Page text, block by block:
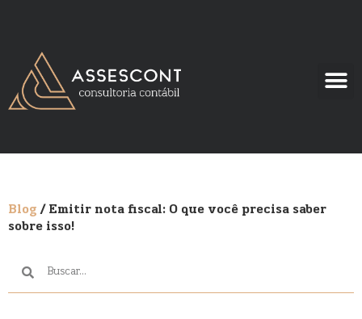
Blog/ Emitir nota fiscal: O que você precisa saber
sobre isso!